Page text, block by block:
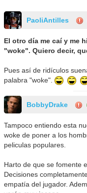
PaoliAntilles
El otro día me caí y me
"woke". Quiero decir,
Pues así de ridículos
palabra "woke".
BobbyDrake
Tampoco entiendo esta
woke de poner a los
peliculas populares.
Harto de que se fomente
Decisiones
empatía del jugador.